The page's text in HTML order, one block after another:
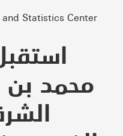
Statistics Center
محمد